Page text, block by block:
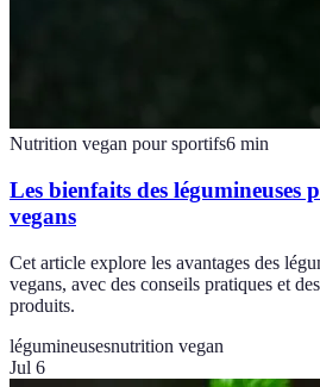
Nutrition vegan pour sportifs6 min
Les bienfaits des légumineuses
vegans
Cet article explore les avantages des
vegans, avec des conseils pratiques et
produits.
légumineusesnutrition vegan
Jul 6